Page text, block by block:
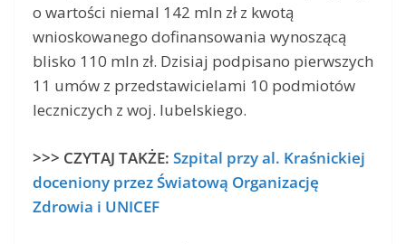
o wartości niemal 142 mln zł z kwotą
wnioskowanego dofinansowania wynoszącą
blisko 110 mln zł. Dzisiaj podpisano pierwszych
11 umów z przedstawicielami 10 podmiotów
leczniczych z woj. lubelskiego.
>>> CZYTAJ TAKŻE: Szpital przy al. Kraśnickiej
doceniony przez Światową Organizację
Zdrowia i UNICEF